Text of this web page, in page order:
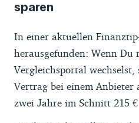
sparen
In einer aktuellen
herausgefunden: Wenn Du
Vergleichsportal
Vertrag bei einem Anbieter
zwei Jahre im Schnitt 215